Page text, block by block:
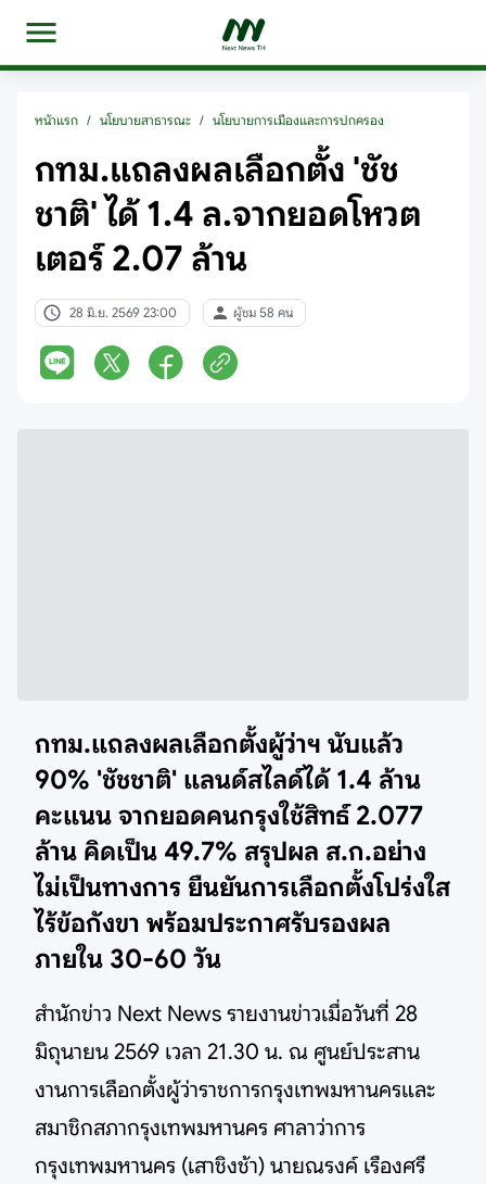
หน้าแรก / นโยบายสาธารณะ / นโยบายการเมืองและการปกครอง
กทม.แถลงผลเลือกตั้ง 'ชัช
ชาติ' ได้ 1.4 ล.จากยอดโหวต
เตอร์ 2.07 ล้าน
28 มิ.ย. 2569 23:00 ผู้ชม 58 คน
กทม.แถลงผลเลือกตั้งผู้ว่าฯ นับแล้ว
90% 'ชัชชาติ' แลนด์สไลด์ได้ 1.4 ล้าน
คะแนน จากยอดคนกรุงใช้สิทธ์ 2.077
ล้าน คิดเป็น 49.7% สรุปผล ส.ก.อย่าง
ไม่เป็นทางการ ยืนยันการเลือกตั้งโปร่งใส
ไร้ข้อกังขา พร้อมประกาศรับรองผล
ภายใน 30-60 วัน
สำนักข่าว Next News รายงานข่าวเมื่อวันที่ 28
มิถุนายน 2569 เวลา 21.30 น. ณ ศูนย์ประสาน
งานการเลือกตั้งผู้ว่าราชการกรุงเทพมหานครและ
สมาชิกสภากรุงเทพมหานคร ศาลาว่าการ
กรุงเทพมหานคร (เสาชิงช้า) นายณรงค์ เรืองศรี